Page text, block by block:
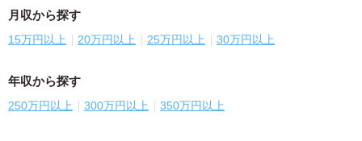
月収から探す
15万円以上 20万円以上 25万円以上 30万円以上
年収から探す
250万円以上 300万円以上 350万円以上